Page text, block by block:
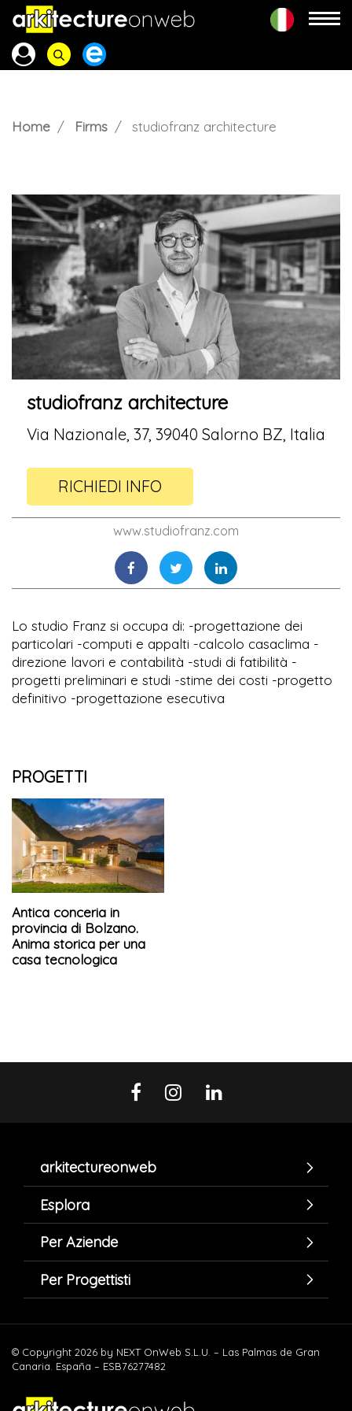
Home Firms studiofranz architecture
studiofranz architecture
Via Nazionale, 37, 39040 Salorno BZ, Italia
RICHIEDI INFO
www.studiofranz.com
Lo studio Franz si occupa di: -progettazione dei
particolari -computi e appalti -calcolo casaclima -
direzione lavori e contabilità -studi di fatibilità -
progetti preliminari e studi -stime dei costi -progetto
definitivo -progettazione esecutiva
PROGETTI
Antica conceria in
provincia di Bolzano.
Anima storica per una
casa tecnologica
arkitectureonweb
Esplora
Per Aziende
Per Progettisti
© Copyright 2026 by NEXT OnWeb S.L.U. – Las Palmas de Gran
Canaria. España – ESB76277482